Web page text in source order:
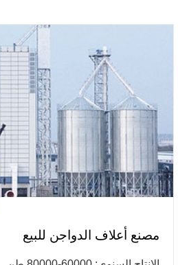
مصنع أعلاف الدواجن للبيع